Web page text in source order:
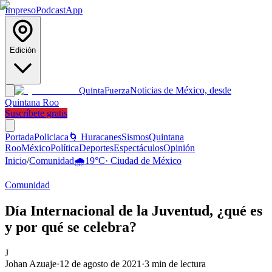
ImpresoPodcastApp
Edición
QuintaFuerzaNoticias de México, desde
Quintana Roo
Suscríbete gratis
PortadaPoliciaca 🌀 HuracanesSismosQuintana
RooMéxicoPolíticaDeportesEspectáculosOpinión
Inicio/Comunidad🌧️19°C· Ciudad de México
Comunidad
Día Internacional de la Juventud, ¿qué es
y por qué se celebra?
J
Johan Azuaje·12 de agosto de 2021 ·3 min de lectura